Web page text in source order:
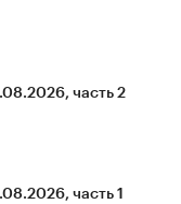
часть 2
часть 1